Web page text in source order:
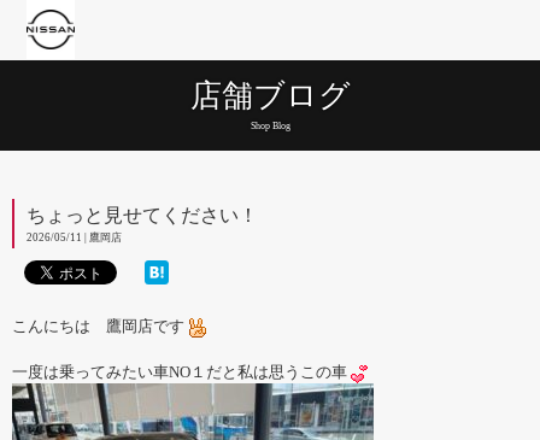
店舗ブログ
Shop Blog
ちょっと見せてください！
2026/05/11 | 鷹岡店
こんにちは 鷹岡店です
一度は乗ってみたい車NO１だと私は思うこの車